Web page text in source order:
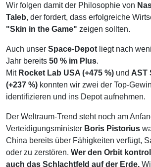
Wir folgen damit der Philosophie von
Taleb, der fordert, dass erfolgreiche
"Skin in the Game" zeigen sollten.
Auch unser Space-Depot liegt nach
Jahr bereits 50 % im Plus.
Mit Rocket Lab USA (+475 %) und AST
(+237 %) konnten wir zwei der Top-
identifizieren und ins Depot aufnehmen.
Der Weltraum-Trend steht noch am
Verteidigungsminister Boris Pistorius
China bereits über Fähigkeiten verfügt,
oder zu zerstören. Wer den Orbit
auch das Schlachtfeld auf der Erde.